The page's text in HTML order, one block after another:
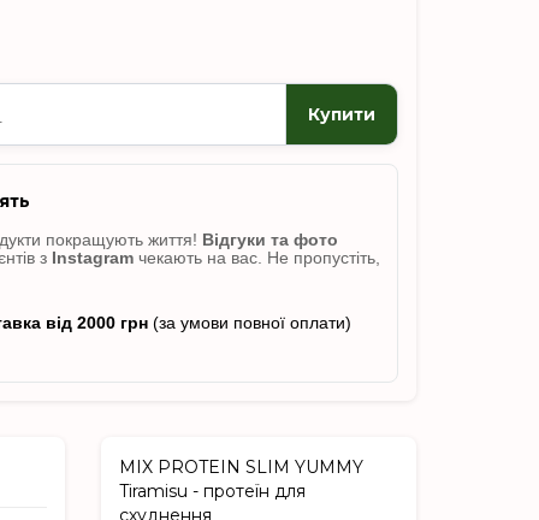
Купити
покращують життя! Відгуки та фото
з Instagram чекають на вас. Не пропустіть,
від 2000 грн (за умови повної оплати)
MIX PROTEIN SLIM YUMMY
Tiramisu - протеїн для
схуднення